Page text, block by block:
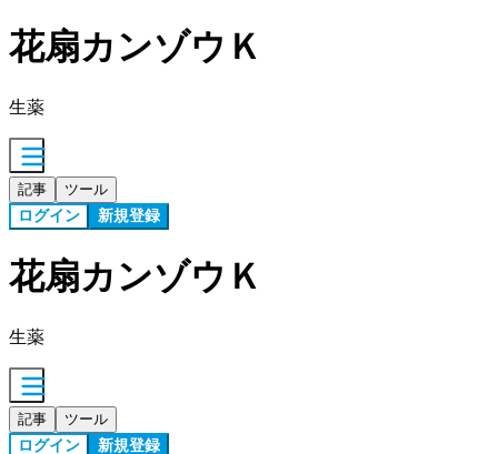
花扇カンゾウＫ
生薬
記事 ツール
ログイン 新規登録
花扇カンゾウＫ
生薬
記事 ツール
ログイン 新規登録